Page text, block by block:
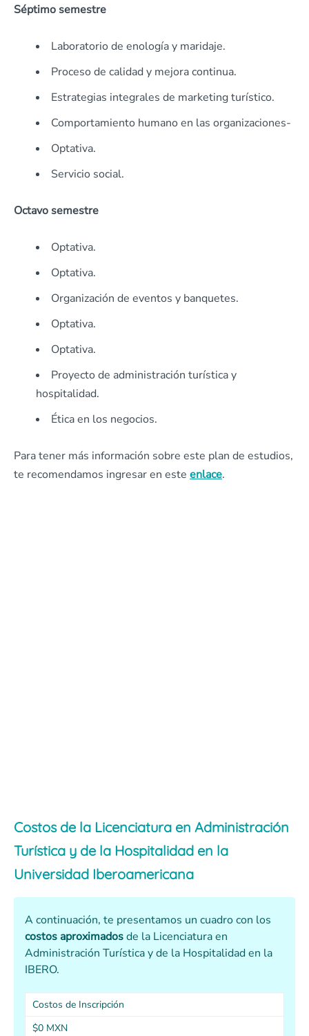
Séptimo semestre
Laboratorio de enología y maridaje.
Proceso de calidad y mejora continua.
Estrategias integrales de marketing turístico.
Comportamiento humano en las organizaciones-
Optativa.
Servicio social.
Octavo semestre
Optativa.
Optativa.
Organización de eventos y banquetes.
Optativa.
Optativa.
Proyecto de administración turística y
hospitalidad.
Ética en los negocios.
Para tener más información sobre este plan de estudios,
te recomendamos ingresar en este enlace.
Costos de la Licenciatura en Administración
Turística y de la Hospitalidad en la
Universidad Iberoamericana
A continuación, te presentamos un cuadro con los
costos aproximadosde la Licenciatura en
Administración Turística y de la Hospitalidad en la
IBERO.
Costos de Inscripción
$0 MXN